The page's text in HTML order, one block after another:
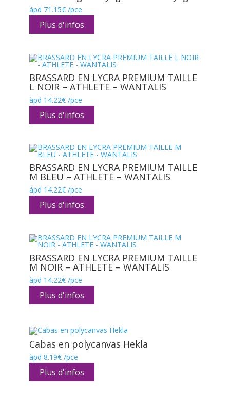
àpd 71.15€/pce
Plus d'infos
BRASSARD EN LYCRA PREMIUM TAILLE
L NOIR – ATHLETE – WANTALIS
àpd 14.22€/pce
Plus d'infos
BRASSARD EN LYCRA PREMIUM TAILLE
M BLEU – ATHLETE – WANTALIS
àpd 14.22€/pce
Plus d'infos
BRASSARD EN LYCRA PREMIUM TAILLE
M NOIR – ATHLETE – WANTALIS
àpd 14.22€/pce
Plus d'infos
Cabas en polycanvas Hekla
àpd 8.19€/pce
Plus d'infos